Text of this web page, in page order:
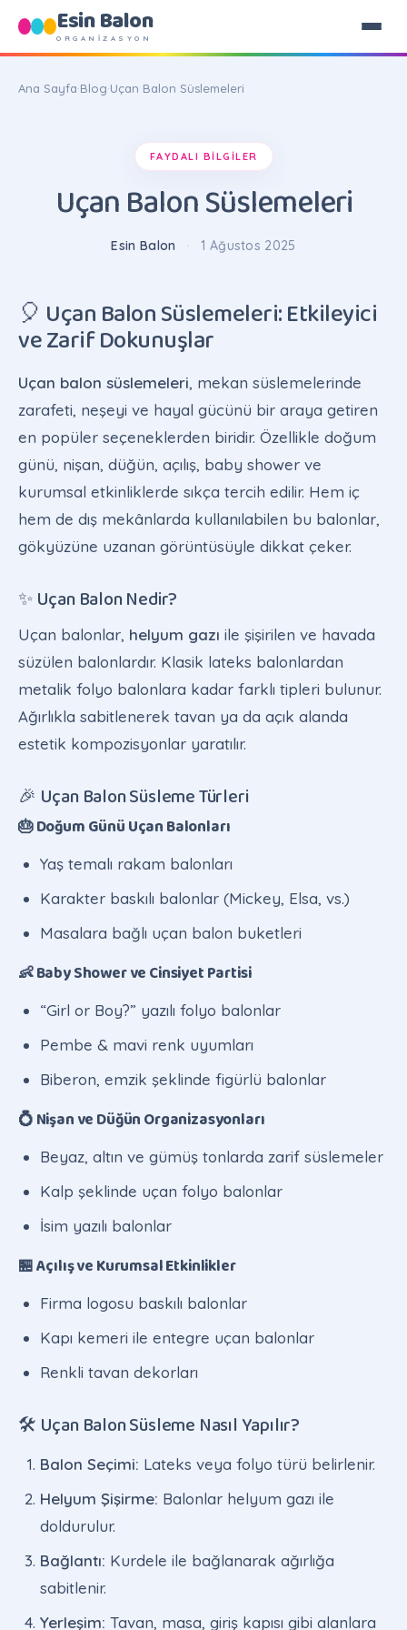
Esin Balon
ORGANİZASYON
Ana Sayfa·Blog·Uçan Balon Süslemeleri
FAYDALI BILGILER
Uçan Balon Süslemeleri
Esin Balon · 1 Ağustos 2025
🎈 Uçan Balon Süslemeleri: Etkileyici
ve Zarif Dokunuşlar
Uçan balon süslemeleri, mekan süslemelerinde
zarafeti, neşeyi ve hayal gücünü bir araya getiren
en popüler seçeneklerden biridir. Özellikle doğum
günü, nişan, düğün, açılış, baby shower ve
kurumsal etkinliklerde sıkça tercih edilir. Hem iç
hem de dış mekânlarda kullanılabilen bu balonlar,
gökyüzüne uzanan görüntüsüyle dikkat çeker.
✨ Uçan Balon Nedir?
Uçan balonlar, helyum gazı ile şişirilen ve havada
süzülen balonlardır. Klasik lateks balonlardan
metalik folyo balonlara kadar farklı tipleri bulunur.
Ağırlıkla sabitlenerek tavan ya da açık alanda
estetik kompozisyonlar yaratılır.
🎉 Uçan Balon Süsleme Türleri
🎂 Doğum Günü Uçan Balonları
Yaş temalı rakam balonları
Karakter baskılı balonlar (Mickey, Elsa, vs.)
Masalara bağlı uçan balon buketleri
👶 Baby Shower ve Cinsiyet Partisi
“Girl or Boy?” yazılı folyo balonlar
Pembe & mavi renk uyumları
Biberon, emzik şeklinde figürlü balonlar
💍 Nişan ve Düğün Organizasyonları
Beyaz, altın ve gümüş tonlarda zarif süslemeler
Kalp şeklinde uçan folyo balonlar
İsim yazılı balonlar
🏪 Açılış ve Kurumsal Etkinlikler
Firma logosu baskılı balonlar
Kapı kemeri ile entegre uçan balonlar
Renkli tavan dekorları
🛠️ Uçan Balon Süsleme Nasıl Yapılır?
Balon Seçimi: Lateks veya folyo türü belirlenir.
Helyum Şişirme: Balonlar helyum gazı ile
doldurulur.
Bağlantı: Kurdele ile bağlanarak ağırlığa
sabitlenir.
Yerleşim: Tavan, masa, giriş kapısı gibi alanlara